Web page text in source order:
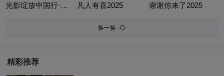
光影绽放中国行·跟着电影游云南 凡人有喜2025 谢谢你来了2025
换一换
精彩推荐